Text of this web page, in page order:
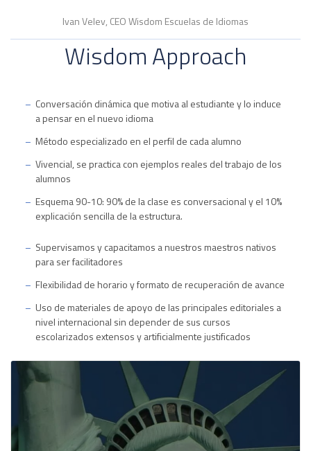
Ivan Velev, CEO Wisdom Escuelas de Idiomas
Wisdom Approach
Conversación dinámica que motiva al estudiante y lo induce
a pensar en el nuevo idioma
Método especializado en el perfil de cada alumno
Vivencial, se practica con ejemplos reales del trabajo de los
alumnos
Esquema 90-10: 90% de la clase es conversacional y el 10%
explicación sencilla de la estructura.
Supervisamos y capacitamos a nuestros maestros nativos
para ser facilitadores
Flexibilidad de horario y formato de recuperación de avance
Uso de materiales de apoyo de las principales editoriales a
nivel internacional sin depender de sus cursos
escolarizados extensos y artificialmente justificados